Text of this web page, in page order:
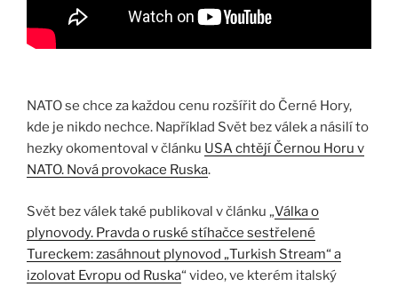
NATO se chce za každou cenu rozšířit do Černé Hory,
kde je nikdo nechce. Například Svět bez válek a násilí to
hezky okomentoval v článku USA chtějí Černou Horu v
NATO. Nová provokace Ruska.
Svět bez válek také publikoval v článku „Válka o
plynovody. Pravda o ruské stíhačce sestřelené
Tureckem: zasáhnout plynovod „Turkish Stream“ a
izolovat Evropu od Ruska“ video, ve kterém italský